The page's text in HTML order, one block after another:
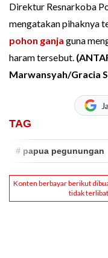
Direktur Resnarkoba
mengatakan pihaknya
pohon ganja guna
haram tersebut.
Marwansyah/Gracia
TAG
# papua pegunungan